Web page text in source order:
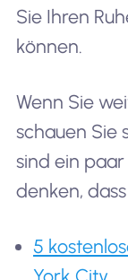
Sie Ihren
können.
Wenn Sie
schauen Sie
sind ein
denken,
5
York City